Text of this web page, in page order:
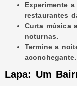
Experimente
restaurantes
Curta música
noturnas.
Termine a
aconchegante.
Lapa: Um